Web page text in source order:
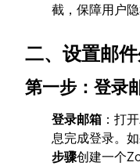
截，保障用户
二、设置邮
第一步：登录
登录邮箱 ：打
息完成登录。
步骤创建一个